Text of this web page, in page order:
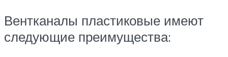
Вентканалы пластиковые имеют
следующие преимущества: